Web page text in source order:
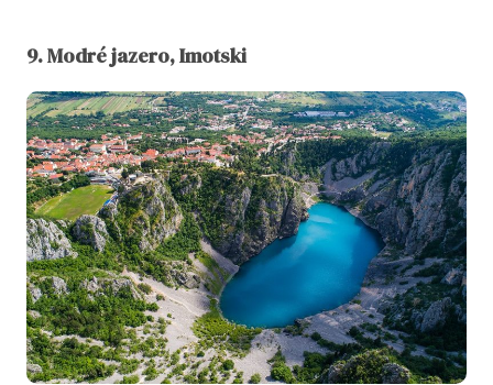
9. Modré jazero, Imotski